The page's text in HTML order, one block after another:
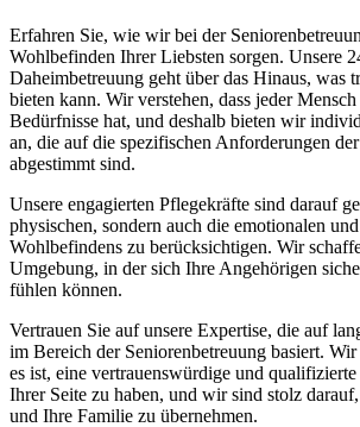
Erfahren Sie, wie wir bei der
Wohlbefinden Ihrer Liebsten sorgen. Unsere
Daheimbetreuung geht über das Hinaus, was
bieten kann. Wir verstehen, dass jeder
Bedürfnisse hat, und deshalb bieten wir
an, die auf die spezifischen Anforderungen
abgestimmt sind.
Unsere engagierten Pflegekräfte sind darauf
physischen, sondern auch die emotionalen
Wohlbefindens zu berücksichtigen. Wir
Umgebung, in der sich Ihre Angehörigen
fühlen können.
Vertrauen Sie auf unsere Expertise, die auf
im Bereich der Seniorenbetreuung basiert.
es ist, eine vertrauenswürdige und
Ihrer Seite zu haben, und wir sind stolz
und Ihre Familie zu übernehmen.